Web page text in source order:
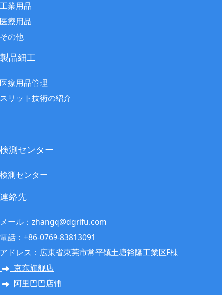
工業用品
医療用品
その他
製品細工
医療用品管理
スリット技術の紹介
検測センター
検測センター
連絡先
メール：zhangq@dgrifu.com
電話：+86-0769-83813091
アドレス：広東省東莞市常平镇土塘裕隆工業区F棟
京东旗舰店
阿里巴巴店铺